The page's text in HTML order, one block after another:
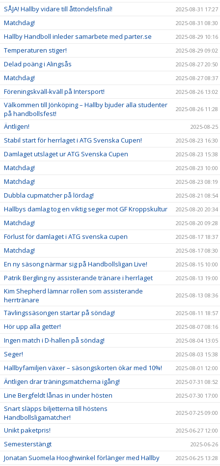
SÅJA! Hallby vidare till åttondelsfinal! 2025-08-31 17:27
Matchdag! 2025-08-31 08:30
Hallby Handboll inleder samarbete med parter.se 2025-08-29 10:16
Temperaturen stiger! 2025-08-29 09:02
Delad poäng i Alingsås 2025-08-27 20:50
Matchdag! 2025-08-27 08:37
Föreningskväll-kväll på Intersport! 2025-08-26 13:02
Välkommen till Jönköping – Hallby bjuder alla studenter
på handbollsfest!
2025-08-26 11:28
Äntligen! 2025-08-25
Stabil start för herrlaget i ATG Svenska Cupen! 2025-08-23 16:30
Damlaget utslaget ur ATG Svenska Cupen 2025-08-23 15:38
Matchdag! 2025-08-23 10:00
Matchdag! 2025-08-23 08:19
Dubbla cupmatcher på lördag! 2025-08-21 08:54
Hallbys damlag tog en viktig seger mot GF Kroppskultur 2025-08-20 20:34
Matchdag! 2025-08-20 09:28
Förlust för damlaget i ATG svenska cupen 2025-08-17 18:37
Matchdag! 2025-08-17 08:30
En ny säsong närmar sig på Handbollsligan Live! 2025-08-15 10:00
Patrik Bergling ny assisterande tränare i herrlaget 2025-08-13 19:00
Kim Shepherd lämnar rollen som assisterande
herrtränare
2025-08-13 08:36
Tävlingssäsongen startar på söndag! 2025-08-11 18:57
Hör upp alla getter! 2025-08-07 08:16
Ingen match i D-hallen på söndag! 2025-08-04 13:05
Seger! 2025-08-03 15:38
Hallbyfamiljen växer – säsongskorten ökar med 10%! 2025-08-01 12:00
Äntligen drar träningsmatcherna igång! 2025-07-31 08:52
Line Bergfeldt lånas in under hösten 2025-07-30 17:00
Snart släpps biljetterna till höstens
Handbollsligamatcher!
2025-07-25 09:00
Unikt paketpris! 2025-06-27 12:00
Semesterstängt 2025-06-26
Jonatan Suomela Hooghwinkel förlänger med Hallby 2025-06-25 13:28